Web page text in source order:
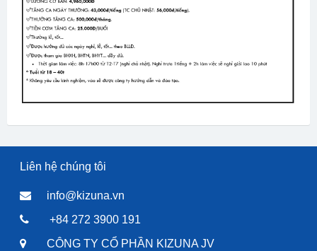
Liên hệ chúng tôi
info@kizuna.vn
+84 272 3900 191
CÔNG TY CỔ PHẦN KIZUNA JV